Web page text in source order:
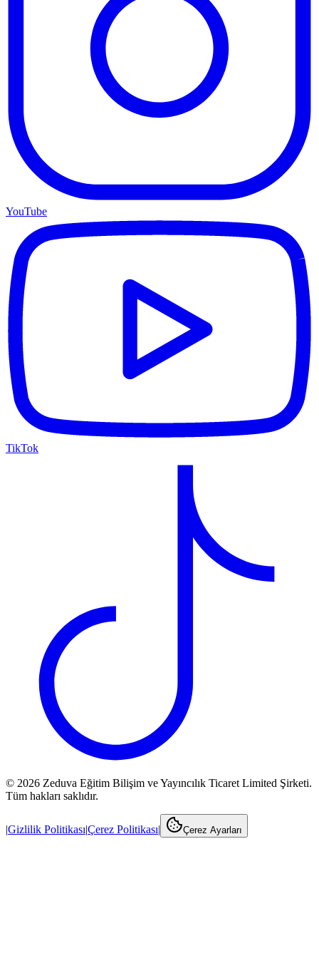
YouTube
TikTok
© 2026 Zeduva Eğitim Bilişim ve Yayıncılık Ticaret Limited Şirketi.
Tüm hakları saklıdır.
|Gizlilik Politikası|Çerez Politikası| Çerez Ayarları